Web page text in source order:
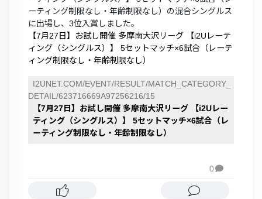
ーティング制限なし・年齢制限なし）の混合シングルス
に出場し、3位入賞しました。
【7月27日】お試し開催 多摩南大沢リーグ 【i2Uレーテ
ィング（シングルス）】 5セットマッチ×6試合（レーテ
ィング制限なし・年齢制限なし）
I2UNET.COM/EVENT/RESULT/MATCH_CATEGORY_
DETAIL/623716669A97256216/15
【7月27日】お試し開催 多摩南大沢リーグ 【i2Uレー
ティング（シングルス）】 5セットマッチ×6試合（レ
ーティング制限なし・年齢制限なし）
0